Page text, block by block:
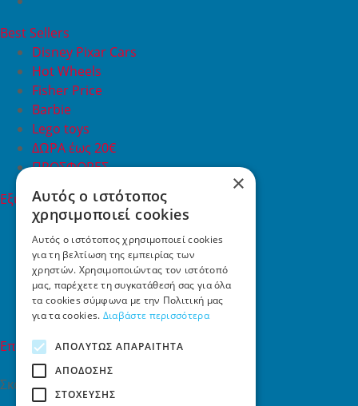
Best Sellers
Disney Pixar Cars
Hot Wheels
Fisher Price
Barbie
Lego toys
ΔΩΡΑ έως 20€
ΠΡΟΣΦΟΡΕΣ
Εξυπηρέτηση Πελατών
Εξυπηρέτηση πελατών
Συχνές ερωτήσεις
Όροι χρήσης
Τρόποι Πληρωμής
Επιστροφές
Επικοινωνία
Επικοινωνία
Σκαλάνι, Ηράκλειο Κρήτης
×
Αυτός ο ιστότοπος
χρησιμοποιεί cookies
Αυτός ο ιστότοπος χρησιμοποιεί cookies
για τη βελτίωση της εμπειρίας των
χρηστών. Χρησιμοποιώντας τον ιστότοπό
μας, παρέχετε τη συγκατάθεσή σας για όλα
τα cookies σύμφωνα με την Πολιτική μας
για τα cookies. Διαβάστε περισσότερα
ΑΠΟΛΎΤΩΣ ΑΠΑΡΑΊΤΗΤΑ
ΑΠΌΔΟΣΗΣ
ΣΤΌΧΕΥΣΗΣ